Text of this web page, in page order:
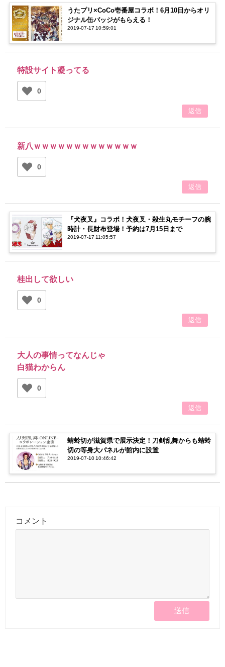
うたプリ×CoCo壱番屋コラボ！6月10日からオリ
ジナル缶バッジがもらえる！
2019-07-17 10:59:01
特設サイト凝ってる
0
返信
新八ｗｗｗｗｗｗｗｗｗｗｗｗｗ
0
返信
『犬夜叉』コラボ！犬夜叉・殺生丸モチーフの腕
時計・長財布登場！予約は7月15日まで
2019-07-17 11:05:57
桂出して欲しい
0
返信
大人の事情ってなんじゃ
白猫わからん
0
返信
蜻蛉切が滋賀県で展示決定！刀剣乱舞からも蜻蛉
切の等身大パネルが館内に設置
2019-07-10 10:46:42
コメント